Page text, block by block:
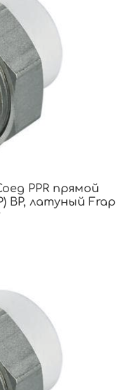
PPR прямой
ВР, латуный Frap